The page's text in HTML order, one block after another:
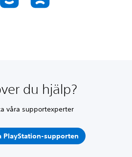
du hjälp?
våra supportexperter
PlayStation-supporten